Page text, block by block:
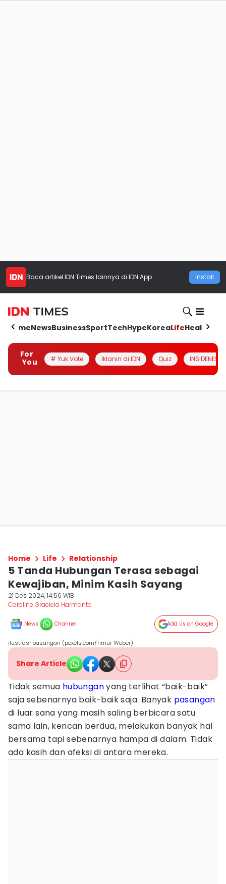
Baca artikel IDN Times lainnya di IDN App Install
HomeNewsBusinessSportTechHypeKoreaLifeHealth
For
You
# Yuk Vote Iklanin di IDN Quiz INSIDENESIA
Home Life Relationship
5 Tanda Hubungan Terasa sebagai
Kewajiban, Minim Kasih Sayang
21 Des 2024, 14:56 WIB
Caroline Graciela Harmanto
News Channel Add Us on Google
ilustrasi pasangan (pexels.com/Timur Weber)
Share Article
Tidak semua hubunganyang terlihat “baik-baik”
saja sebenarnya baik-baik saja. Banyak pasangan
di luar sana yang masih saling berbicara satu
sama lain, kencan berdua, melakukan banyak hal
bersama tapi sebenarnya hampa di dalam. Tidak
ada kasih dan afeksi di antara mereka.